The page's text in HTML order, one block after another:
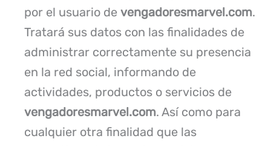
por el usuario de vengadoresmarvel.com.
Tratará sus datos con las finalidades de
administrar correctamente su presencia
en la red social, informando de
actividades, productos o servicios de
vengadoresmarvel.com. Así como para
cualquier otra finalidad que las